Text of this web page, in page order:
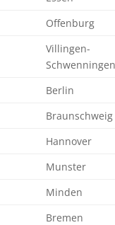
Offenburg
Villingen-
Schwenningen
Berlin
Braunschweig
Hannover
Munster
Minden
Bremen